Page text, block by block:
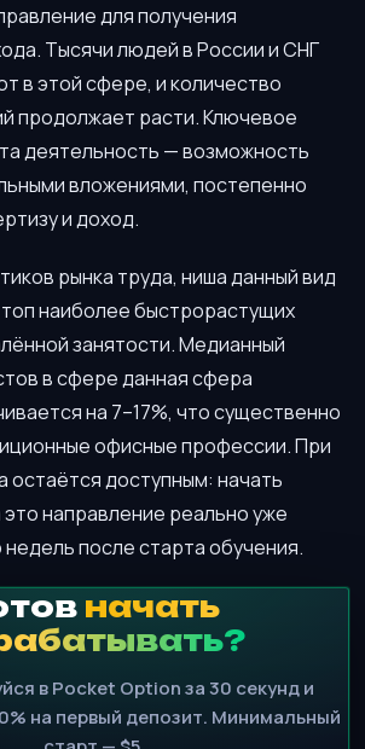
для получения
Тысячи людей в России и СНГ
в этой сфере, и количество
продолжает расти. Ключевое
деятельность — возможность
вложениями, постепенно
и доход.
рынка труда, ниша данный вид
наиболее быстрорастущих
занятости. Медианный
в сфере данная сфера
на 7–17%, что существенно
офисные профессии. При
остаётся доступным: начать
направление реально уже
после старта обучения.
начать
в Pocket Option за 30 секунд и
на первый депозит. Минимальный